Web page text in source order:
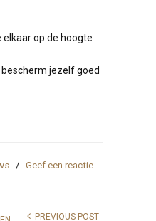
op de hoogte
jezelf goed
/ Geef een reactie
PREVIOUS POST